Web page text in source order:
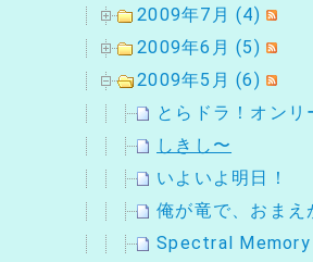
2009年7月 (4)
2009年6月 (5)
2009年5月 (6)
とらドラ！オンリ
しきし〜
いよいよ明日！
俺が竜で、おまえ
Spectral Memory